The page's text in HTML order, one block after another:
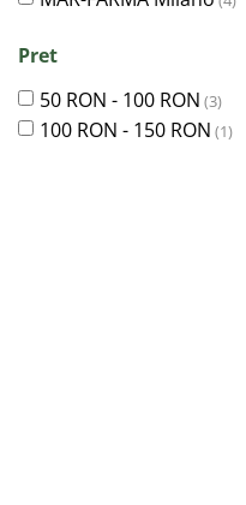
Pret
50 RON - 100 RON (3)
100 RON - 150 RON (1)